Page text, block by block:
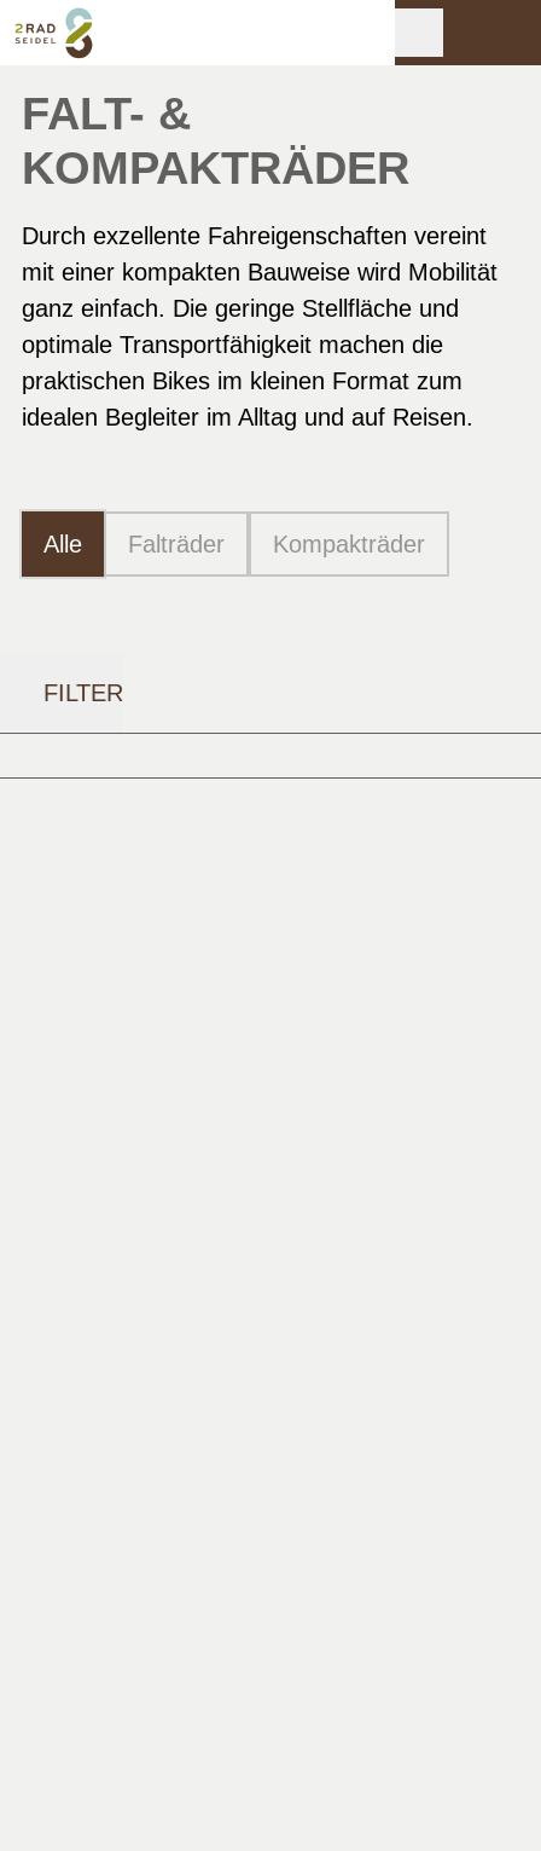
FALT- &
KOMPAKTRÄDER
Durch exzellente Fahreigenschaften vereint
mit einer kompakten Bauweise wird Mobilität
ganz einfach. Die geringe Stellfläche und
optimale Transportfähigkeit machen die
praktischen Bikes im kleinen Format zum
idealen Begleiter im Alltag und auf Reisen.
Alle Falträder Kompakträder
FILTER